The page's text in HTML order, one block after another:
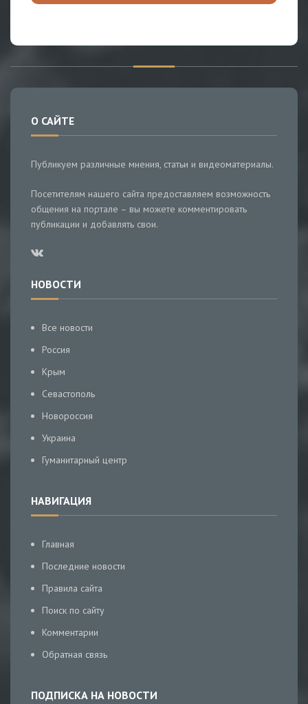
О САЙТЕ
Публикуем различные мнения, статьи и видеоматериалы.
Посетителям нашего сайта предоставляем возможность
общения на портале – вы можете комментировать
публикации и добавлять свои.
НОВОСТИ
Все новости
Россия
Крым
Севастополь
Новороссия
Украина
Гуманитарный центр
НАВИГАЦИЯ
Главная
Последние новости
Правила сайта
Поиск по сайту
Комментарии
Обратная связь
ПОДПИСКА НА НОВОСТИ